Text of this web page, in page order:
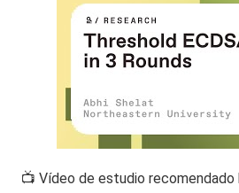
📺 Vídeo de estudio recomendado